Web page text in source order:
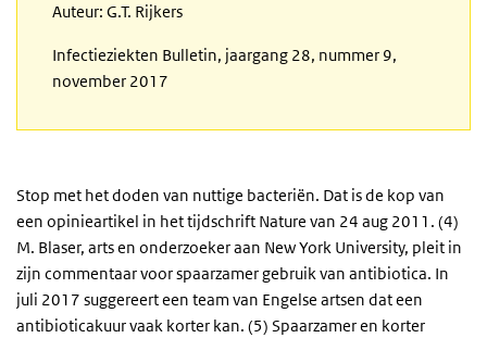
Auteur: G.T. Rijkers
Infectieziekten Bulletin, jaargang 28, nummer 9,
november 2017
Stop met het doden van nuttige bacteriën. Dat is de kop van
een opinieartikel in het tijdschrift Nature van 24 aug 2011. (4)
M. Blaser, arts en onderzoeker aan New York University, pleit in
zijn commentaar voor spaarzamer gebruik van antibiotica. In
juli 2017 suggereert een team van Engelse artsen dat een
antibioticakuur vaak korter kan. (5) Spaarzamer en korter